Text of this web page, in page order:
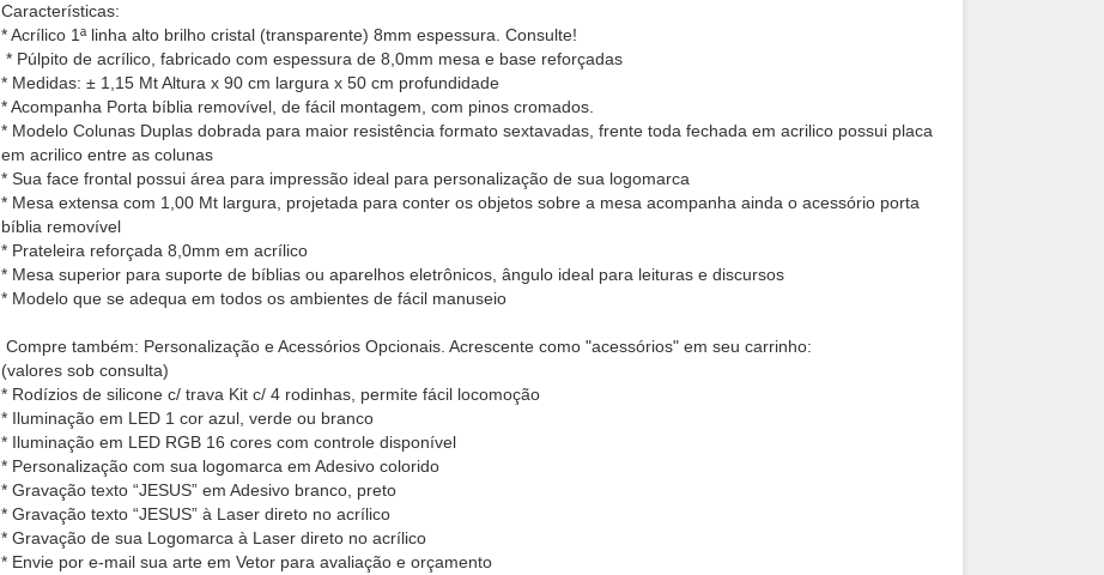
Características:
* Acrílico 1ª linha alto brilho cristal (transparente) 8mm espessura. Consulte!
* Púlpito de acrílico, fabricado com espessura de 8,0mm mesa e base reforçadas
* Medidas: ± 1,15 Mt Altura x 90 cm largura x 50 cm profundidade
* Acompanha Porta bíblia removível, de fácil montagem, com pinos cromados.
* Modelo Colunas Duplas dobrada para maior resistência formato sextavadas, frente toda fechada em acrilico possui placa
em acrilico entre as colunas
* Sua face frontal possui área para impressão ideal para personalização de sua logomarca
* Mesa extensa com 1,00 Mt largura, projetada para conter os objetos sobre a mesa acompanha ainda o acessório porta
bíblia removível
* Prateleira reforçada 8,0mm em acrílico
* Mesa superior para suporte de bíblias ou aparelhos eletrônicos, ângulo ideal para leituras e discursos
* Modelo que se adequa em todos os ambientes de fácil manuseio
Compre também: Personalização e Acessórios Opcionais. Acrescente como "acessórios" em seu carrinho:
(valores sob consulta)
* Rodízios de silicone c/ trava Kit c/ 4 rodinhas, permite fácil locomoção
* Iluminação em LED 1 cor azul, verde ou branco
* Iluminação em LED RGB 16 cores com controle disponível
* Personalização com sua logomarca em Adesivo colorido
* Gravação texto “JESUS” em Adesivo branco, preto
* Gravação texto “JESUS” à Laser direto no acrílico
* Gravação de sua Logomarca à Laser direto no acrílico
* Envie por e-mail sua arte em Vetor para avaliação e orçamento